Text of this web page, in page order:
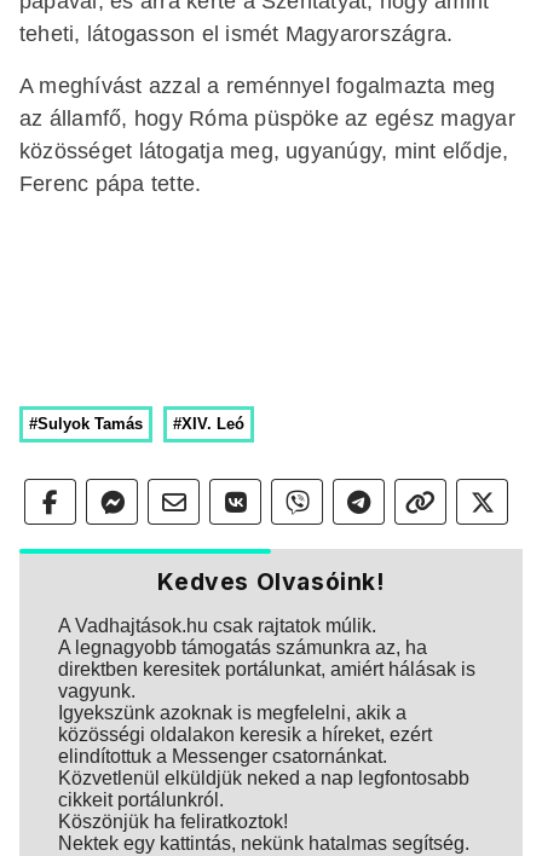
teheti, látogasson el ismét Magyarországra.
A meghívást azzal a reménnyel fogalmazta meg
az államfő, hogy Róma püspöke az egész magyar
közösséget látogatja meg, ugyanúgy, mint elődje,
Ferenc pápa tette.
#Sulyok Tamás #XIV. Leó
Kedves Olvasóink!
A Vadhajtások.hu csak rajtatok múlik.
A legnagyobb támogatás számunkra az, ha
direktben keresitek portálunkat, amiért hálásak is
vagyunk.
Igyekszünk azoknak is megfelelni, akik a
közösségi oldalakon keresik a híreket, ezért
elindítottuk a Messenger csatornánkat.
Közvetlenül elküldjük neked a nap legfontosabb
cikkeit portálunkról.
Köszönjük ha feliratkoztok!
Nektek egy kattintás, nekünk hatalmas segítség.